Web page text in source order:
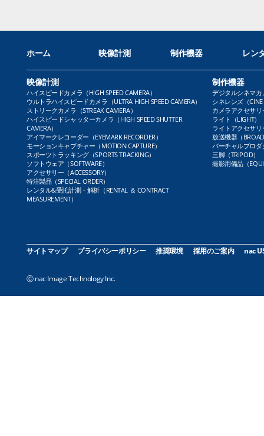
ホーム 映像計測 制作機器 レン
映像計測
ハイスピードカメラ（HIGH SPEED CAMERA）
ウルトラハイスピードカメラ（ULTRA HIGH SPEED CAMERA）
ストリークカメラ（STREAK CAMERA）
ハイスピードシャッターカメラ（HIGH SPEED SHUTTER
CAMERA）
アイマークレコーダー（EYEMARK RECORDER）
モーションキャプチャー（MOTION CAPTURE）
スポーツトラッキング（SPORTS TRACKING）
ソフトウェア（SOFTWARE）
アクセサリー（ACCESSORY）
特注製品（SPECIAL ORDER）
レンタル&受託計測・解析（RENTAL ＆ CONTRACT
MEASUREMENT）
制作機器
デジタルシネマカ
シネレンズ（CINE
カメラアクセサリ
ライト（LIGHT）
ライトアクセサリ
放送機器（
バーチャルプロダ
三脚（TRIPOD）
撮影用備品（
サイトマップ プライバシーポリシー 推奨環境 採用のご案内 nac
Ⓒ nac Image Technology Inc.